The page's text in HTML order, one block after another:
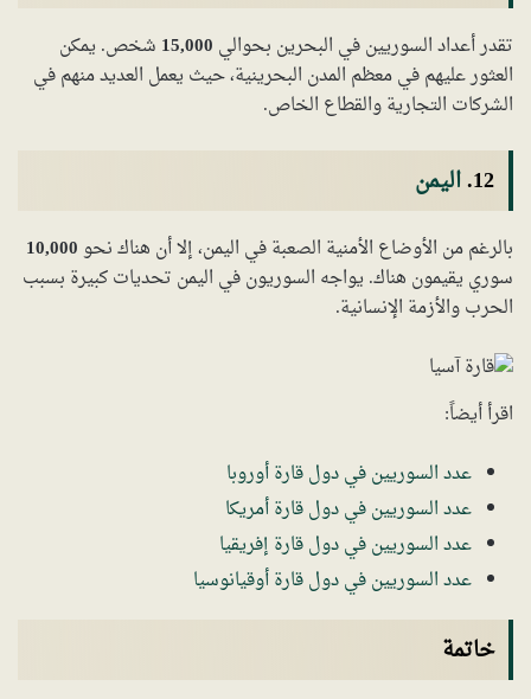
تقدر أعداد السوريين في البحرين بحوالي 15,000 شخص. يمكن
العثور عليهم في معظم المدن البحرينية، حيث يعمل العديد منهم في
الشركات التجارية والقطاع الخاص.
12. اليمن
بالرغم من الأوضاع الأمنية الصعبة في اليمن، إلا أن هناك نحو10,000
سوري يقيمون هناك. يواجه السوريون في اليمن تحديات كبيرة بسبب
الحرب والأزمة الإنسانية.
اقرأ أيضاً:
عدد السوريين في دول قارة أوروبا
عدد السوريين في دول قارة أمريكا
عدد السوريين في دول قارة إفريقيا
عدد السوريين في دول قارة أوقيانوسيا
خاتمة